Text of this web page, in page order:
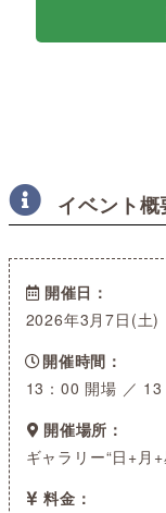
イベント概
開催日
2026年3月7日(土)
開催時間
13：00 開場 ／
開催場所
ギャラリー“日+月+
料金